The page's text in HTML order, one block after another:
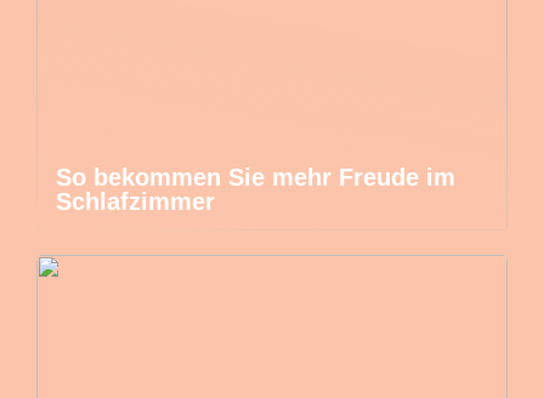
So bekommen Sie mehr Freude im
Schlafzimmer